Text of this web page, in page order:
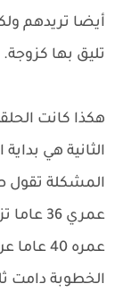
أيضا تريدهم
تليق بها كزوجة.
هكذا كانت
الثانية هي
المشكلة تقول
عمري
عمره
الخطوبة دامت